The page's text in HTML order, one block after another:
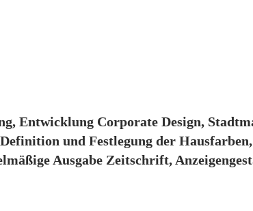
Entwicklung Corporate Design,
und Festlegung der
Ausgabe Zeitschrift,